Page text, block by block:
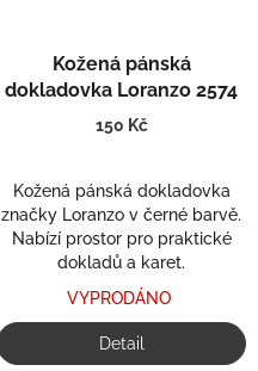
Kožená pánská
dokladovka Loranzo 2574
150 Kč
Kožená pánská dokladovka
značky Loranzo v černé barvě.
Nabízí prostor pro praktické
dokladů a karet.
VYPRODÁNO
Detail